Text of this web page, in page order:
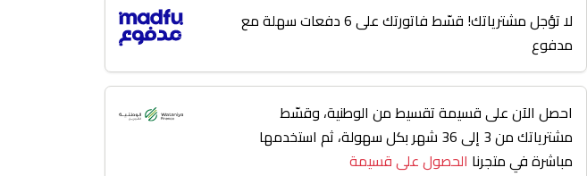
لا تؤجل مشترياتك! قسّط فاتورتك على 6 دفعات سهلة مع
مدفوع
احصل الآن على قسيمة تقسيط من الوطنية، وقسّط
مشترياتك من 3 إلى 36 شهر بكل سهولة، ثم استخدمها
مباشرة في متجرنا الحصول على قسيمة